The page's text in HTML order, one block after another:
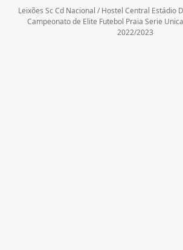
Leixões Sc Cd Nacional / Hostel Central Estádio
Campeonato de Elite Futebol Praia Serie
2022/2023